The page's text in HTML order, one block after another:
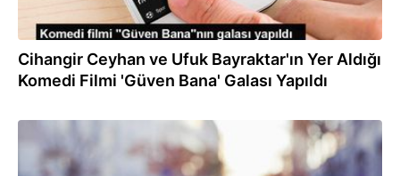
Cihangir Ceyhan ve Ufuk Bayraktar'ın Yer Aldığı
Komedi Filmi 'Güven Bana' Galası Yapıldı
29.08.2023